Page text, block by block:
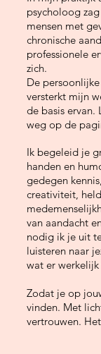
psycholoog
mensen met
chronische
professionele
zich.
De
versterkt mijn
de basis ervan.
weg op de
Ik begeleid je
handen en
gedegen
creativiteit,
van aandacht
nodig ik je uit
luisteren naar
wat er
Zodat je op
vinden. Met
vertrouwen.